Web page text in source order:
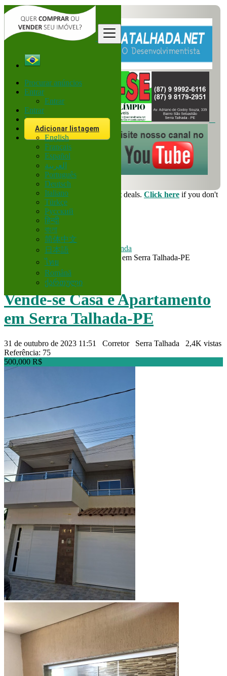
Procurar anúncios
Entrar
Entrar
Entrar
Inscreva-se
Adicionar listagem
English
Français
Español
العربية
Português
Deutsch
Italiano
Türkçe
Русский
हिन्दी
বাংলা
简体中文
日本語
ไทย
Română
ქართული
for faster access to the best deals. Click here if you don't
have an account.
Brasil
Corretor
Casas e Apartamentos para venda
Vende-se Casa e Apartamento em Serra Talhada-PE
Voltar aos resultados
Vende-se Casa e Apartamento
em Serra Talhada-PE
31 de outubro de 2023 11:51 Corretor Serra Talhada
2,4K vistas
Referência: 75
500,000 R$